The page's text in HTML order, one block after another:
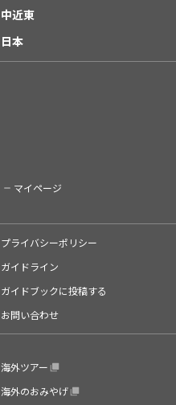
中近東
日本
マイページ
プライバシーポリシー
ガイドライン
ガイドブックに投稿する
お問い合わせ
海外ツアー
海外のおみやげ